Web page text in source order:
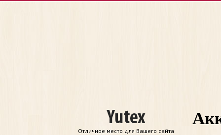
Отличное место для Вашего сайта